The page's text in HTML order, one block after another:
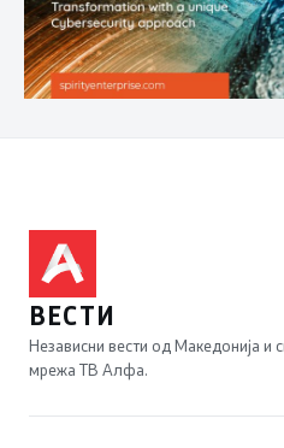
ВЕСТИ
Независни вести од Македонија и
мрежа ТВ Алфа.